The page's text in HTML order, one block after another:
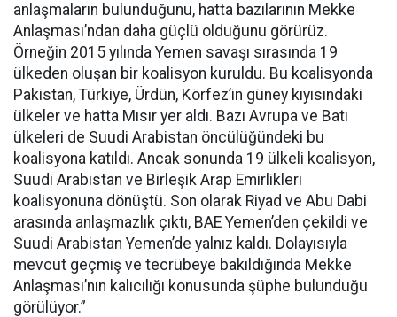
anlaşmaların bulunduğunu, hatta bazılarının Mekke
Anlaşması’ndan daha güçlü olduğunu görürüz.
Örneğin 2015 yılında Yemen savaşı sırasında 19
ülkeden oluşan bir koalisyon kuruldu. Bu koalisyonda
Pakistan, Türkiye, Ürdün, Körfez’in güney kıyısındaki
ülkeler ve hatta Mısır yer aldı. Bazı Avrupa ve Batı
ülkeleri de Suudi Arabistan öncülüğündeki bu
koalisyona katıldı. Ancak sonunda 19 ülkeli koalisyon,
Suudi Arabistan ve Birleşik Arap Emirlikleri
koalisyonuna dönüştü. Son olarak Riyad ve Abu Dabi
arasında anlaşmazlık çıktı, BAE Yemen’den çekildi ve
Suudi Arabistan Yemen’de yalnız kaldı. Dolayısıyla
mevcut geçmiş ve tecrübeye bakıldığında Mekke
Anlaşması’nın kalıcılığı konusunda şüphe bulunduğu
görülüyor.”